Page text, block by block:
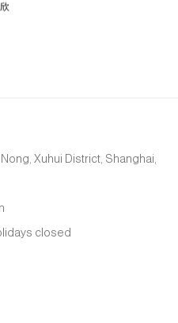
Xuhui District, Shanghai,
closed